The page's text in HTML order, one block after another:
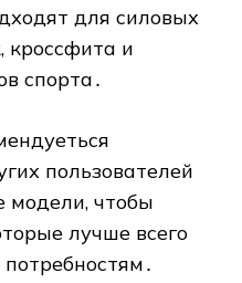
для силовых
кроссфита и
спорта․
пользователей
модели, чтобы
лучше всего